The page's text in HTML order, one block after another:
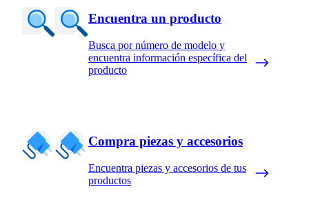
Encuentra un producto
Busca por número de modelo y
encuentra información específica del
producto
Compra piezas y accesorios
Encuentra piezas y accesorios de tus
productos